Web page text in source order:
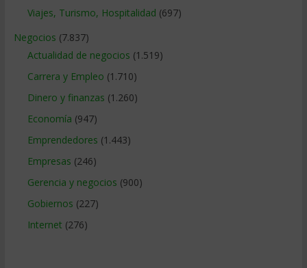
Viajes, Turismo, Hospitalidad (697)
Negocios (7.837)
Actualidad de negocios (1.519)
Carrera y Empleo (1.710)
Dinero y finanzas (1.260)
Economía (947)
Emprendedores (1.443)
Empresas (246)
Gerencia y negocios (900)
Gobiernos (227)
Internet (276)